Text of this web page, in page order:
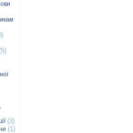
(5)
(3)
(1)